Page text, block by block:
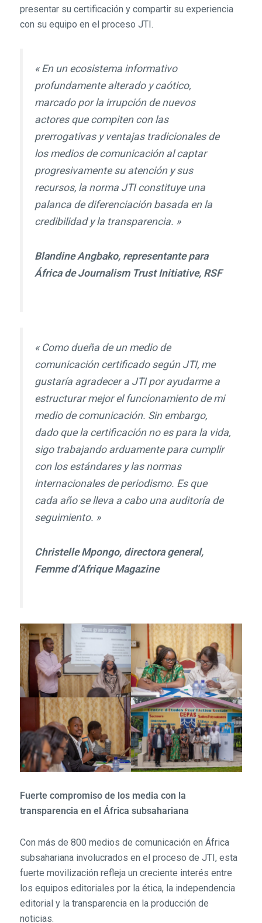
presentar su certificación y compartir su experiencia
con su equipo en el proceso JTI.
« En un ecosistema informativo
profundamente alterado y caótico,
marcado por la irrupción de nuevos
actores que compiten con las
prerrogativas y ventajas tradicionales de
los medios de comunicación al captar
progresivamente su atención y sus
recursos, la norma JTI constituye una
palanca de diferenciación basada en la
credibilidad y la transparencia. »
Blandine Angbako, representante para
África de Journalism Trust Initiative, RSF
« Como dueña de un medio de
comunicación certificado según JTI, me
gustaría agradecer a JTI por ayudarme a
estructurar mejor el funcionamiento de mi
medio de comunicación. Sin embargo,
dado que la certificación no es para la vida,
sigo trabajando arduamente para cumplir
con los estándares y las normas
internacionales de periodismo. Es que
cada año se lleva a cabo una auditoría de
seguimiento. »
Christelle Mpongo, directora general,
Femme d’Afrique Magazine
Fuerte compromiso de los media con la
transparencia en el África subsahariana
Con más de 800 medios de comunicación en África
subsahariana involucrados en el proceso de JTI, esta
fuerte movilización refleja un creciente interés entre
los equipos editoriales por la ética, la independencia
editorial y la transparencia en la producción de
noticias.